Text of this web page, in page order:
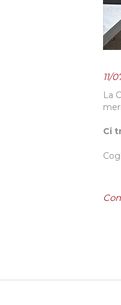
11/
La
Ci